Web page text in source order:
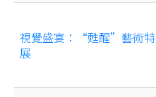
視覺盛宴：“甦醒”藝術特
展